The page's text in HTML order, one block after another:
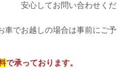
。 安心してお問い合わせくだ
車でお越しの場合は事前にご予
で承っております。